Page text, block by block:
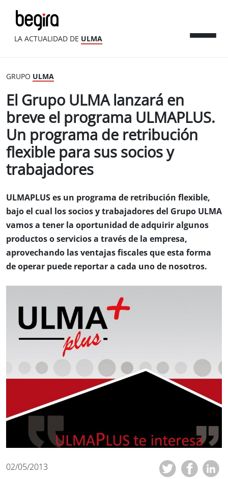
LA ACTUALIDAD DE ULMA
GRUPO ULMA
El Grupo ULMA lanzará en
breve el programa ULMAPLUS.
Un programa de retribución
flexible para sus socios y
trabajadores
ULMAPLUS es un programa de retribución flexible,
bajo el cual los socios y trabajadores del Grupo ULMA
vamos a tener la oportunidad de adquirir algunos
productos o servicios a través de la empresa,
aprovechando las ventajas fiscales que esta forma
de operar puede reportar a cada uno de nosotros.
02/05/2013